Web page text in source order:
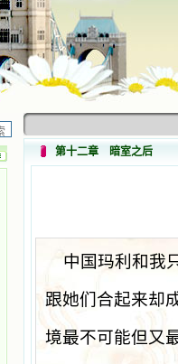
第十二章 暗室之后
中国玛利和我
跟她们合起来却
境最不可能但又